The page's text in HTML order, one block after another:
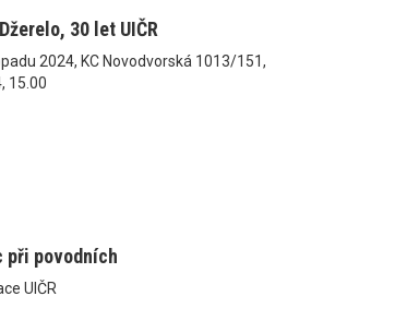
30 let UIČR
2024, KC Novodvorská 1013/151,
15.00
při povodních
UIČR